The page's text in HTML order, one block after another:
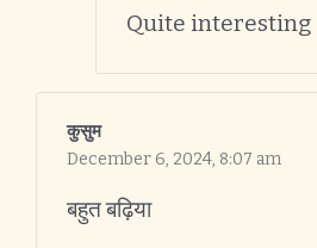
Quite
कुसुम
December 6, 2024, 8:07 am
बहुत बढ़िया